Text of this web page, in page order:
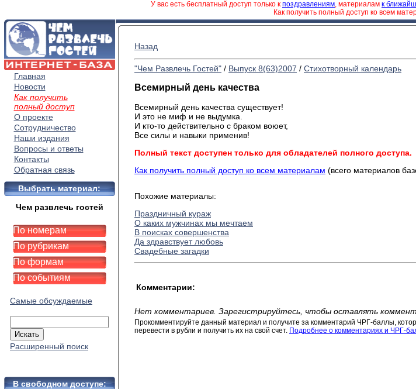
У вас есть бесплатный доступ только к поздравлениям, материалам к
Как получить полный доступ ко всем
Главная
Новости
Как получить
полный доступ
О проекте
Сотрудничество
Наши издания
Вопросы и ответы
Контакты
Обратная связь
Выбрать материал:
Чем развлечь гостей
По номерам
По рубрикам
По формам
По событиям
Самые обсуждаемые
Расширенный поиск
В свободном доступе:
Назад
"Чем Развлечь Гостей" / Выпуск 8(63)2007 / Стихотворный календарь
Всемирный день качества
Всемирный день качества существует!
И это не миф и не выдумка.
И кто-то действительно с браком воюет,
Все силы и навыки применив!
Полный текст доступен только для обладателей полного доступа.
Как получить полный доступ ко всем материалам (всего материалов
Похожие материалы:
Праздничный кураж
О каких мужчинах мы мечтаем
В поисках совершенства
Да здравствует любовь
Свадебные загадки
Комментарии:
Нет комментариев. Зарегистрируйтесь, чтобы оставлять
Прокомментируйте данный материал и получите за комментарий ЧРГ-баллы,
перевести в рубли и получить их на свой счет. Подробнее о комментариях и ЧРГ-